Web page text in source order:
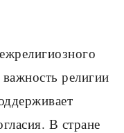
важность религии
В стране